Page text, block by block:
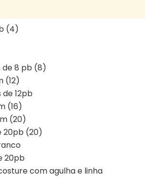
(4)
de 8 pb (8)
(12)
12pb
(16)
(20)
20pb (20)
20pb
com agulha e linha